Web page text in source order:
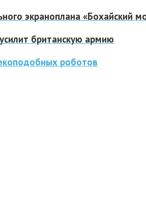
экраноплана «Бохайский
британскую армию
роботов